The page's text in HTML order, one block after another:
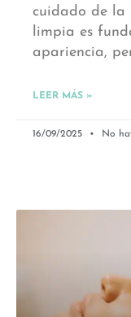
cuidado de la
limpia es
apariencia,
LEER MÁS »
16/09/2025 No